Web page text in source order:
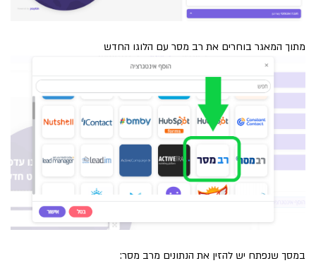
מתוך המאגר בוחרים את רב מסר עם הלוגו החדש
במסך שנפתח יש להזין את הנתונים מרב מסר: